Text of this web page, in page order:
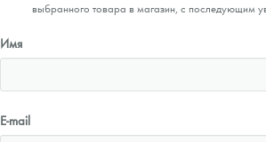
выбранного товара в магазин, с последующим
Имя
E-mail